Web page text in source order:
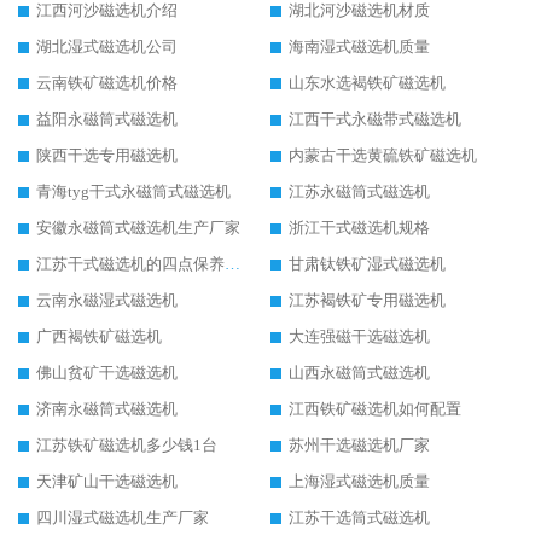
江西河沙磁选机介绍
湖北河沙磁选机材质
湖北湿式磁选机公司
海南湿式磁选机质量
云南铁矿磁选机价格
山东水选褐铁矿磁选机
益阳永磁筒式磁选机
江西干式永磁带式磁选机
陕西干选专用磁选机
内蒙古干选黄硫铁矿磁选机
青海tyg干式永磁筒式磁选机
江苏永磁筒式磁选机
安徽永磁筒式磁选机生产厂家
浙江干式磁选机规格
江苏干式磁选机的四点保养秘籍
甘肃钛铁矿湿式磁选机
云南永磁湿式磁选机
江苏褐铁矿专用磁选机
广西褐铁矿磁选机
大连强磁干选磁选机
佛山贫矿干选磁选机
山西永磁筒式磁选机
济南永磁筒式磁选机
江西铁矿磁选机如何配置
江苏铁矿磁选机多少钱1台
苏州干选磁选机厂家
天津矿山干选磁选机
上海湿式磁选机质量
四川湿式磁选机生产厂家
江苏干选筒式磁选机